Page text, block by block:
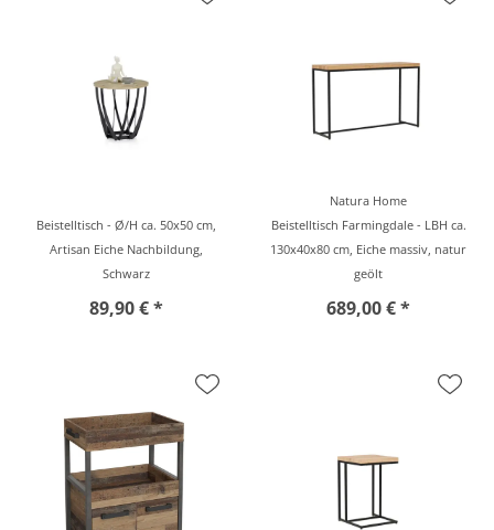
Beistelltisch - Ø/H ca. 50x50 cm,
Artisan Eiche Nachbildung,
Schwarz
89,90 € *
Natura Home
Beistelltisch Farmingdale - LBH ca.
130x40x80 cm, Eiche massiv, natur
geölt
689,00 € *